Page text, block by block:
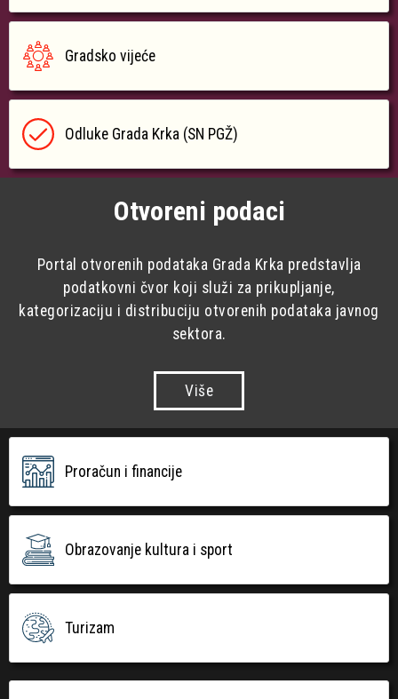
Gradsko vijeće
Odluke Grada Krka (SN PGŽ)
Otvoreni podaci
Portal otvorenih podataka Grada Krka predstavlja
podatkovni čvor koji služi za prikupljanje,
kategorizaciju i distribuciju otvorenih podataka javnog
sektora.
Više
Proračun i financije
Obrazovanje kultura i sport
Turizam